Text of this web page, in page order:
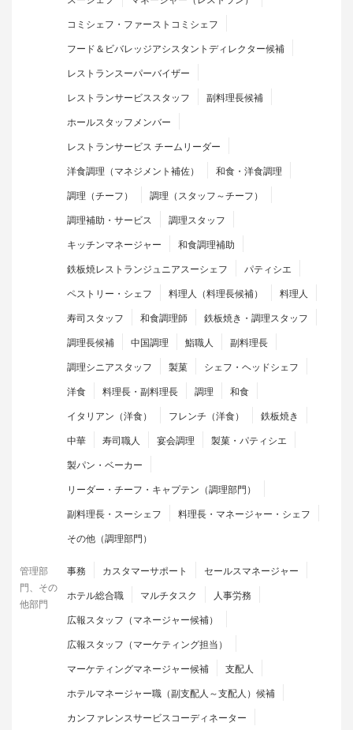
コミシェフ・ファーストコミシェフ
フード＆ビバレッジアシスタントディレクター候補
レストランスーパーバイザー
レストランサービススタッフ
副料理長候補
ホールスタッフメンバー
レストランサービス チームリーダー
洋食調理（マネジメント補佐）
和食・洋食調理
調理（チーフ）
調理（スタッフ～チーフ）
調理補助・サービス
調理スタッフ
キッチンマネージャー
和食調理補助
鉄板焼レストランジュニアスーシェフ
パティシエ
ペストリー・シェフ
料理人（料理長候補）
料理人
寿司スタッフ
和食調理師
鉄板焼き・調理スタッフ
調理長候補
中国調理 鮨職人
副料理長
調理シニアスタッフ
製菓
シェフ・ヘッドシェフ
洋食
料理長・副料理長 調理
和食
イタリアン（洋食）
フレンチ（洋食）
鉄板焼き
中華
寿司職人 宴会調理
製菓・パティシエ
製パン・ベーカー
リーダー・チーフ・キャプテン（調理部門）
副料理長・スーシェフ
料理長・マネージャー・シェフ
その他（調理部門）
管理部
門、その
他部門
事務 カスタマーサポート
セールスマネージャー
ホテル総合職
マルチタスク
人事労務
広報スタッフ（マネージャー候補）
広報スタッフ（マーケティング担当）
マーケティングマネージャー候補
支配人
ホテルマネージャー職（副支配人～支配人）候補
カンファレンスサービスコーディネーター